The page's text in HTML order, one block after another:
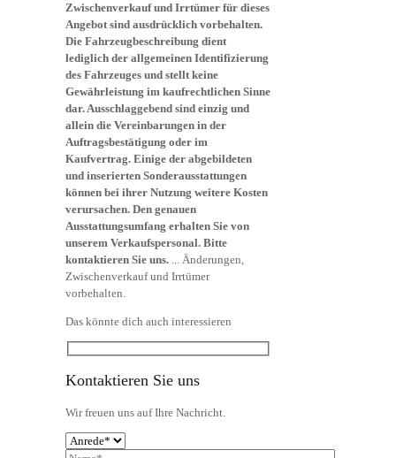
Zwischenverkauf und Irrtümer für dieses
Angebot sind ausdrücklich vorbehalten.
Die Fahrzeugbeschreibung dient
lediglich der allgemeinen Identifizierung
des Fahrzeuges und stellt keine
Gewährleistung im kaufrechtlichen Sinne
dar. Ausschlaggebend sind einzig und
allein die Vereinbarungen in der
Auftragsbestätigung oder im
Kaufvertrag. Einige der abgebildeten
und inserierten Sonderausstattungen
können bei ihrer Nutzung weitere Kosten
verursachen. Den genauen
Ausstattungsumfang erhalten Sie von
unserem Verkaufspersonal. Bitte
kontaktieren Sie uns. ... Änderungen,
Zwischenverkauf und Irrtümer
vorbehalten.
Das könnte dich auch interessieren
Kontaktieren Sie uns
Wir freuen uns auf Ihre Nachricht.